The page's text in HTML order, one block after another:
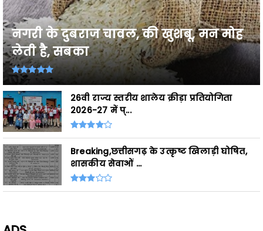
लेती है, सबका
26वी राज्य स्तरीय शालेय क्रीड़ा प्रतियोगिता
2026-27 में प्...
Breaking,छत्तीसगढ़ के उत्कृष्ट खिलाड़ी घोषित,
शासकीय सेवाओं ...
ADS